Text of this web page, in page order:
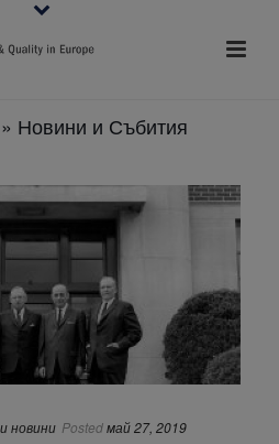
» Новини и Събития
новини Postedмай 27, 2019